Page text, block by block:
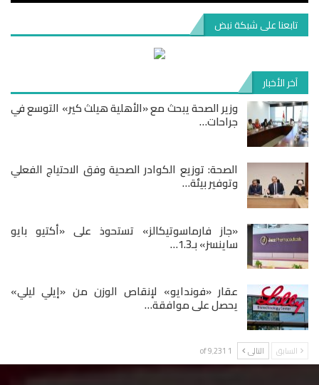
تابعنا على شبكة نبض
آخر الأخبار
وزير الصحة يبحث مع «الأهلية هيلث كير» التوسع في
جراحات…
الصحة: توزيع الكوادر الصحية وفق الاحتياج الفعلي
وتوفير بيئة…
«جاز فارماسوتيكالز» تستحوذ على «أكتيو بايو
ساينسز» بـ1.3…
عقار «فوندايو» لإنقاص الوزن من «إيلي ليلي»
يحصل على موافقة…
السابق التالى 1 of 9٬231